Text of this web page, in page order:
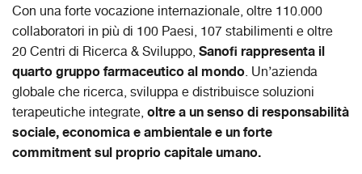
Con una forte vocazione internazionale, oltre 110.000
collaboratori in più di 100 Paesi, 107 stabilimenti e oltre
20 Centri di Ricerca & Sviluppo,Sanofi rappresenta il
quarto gruppo farmaceutico al mondo. Un’azienda
globale che ricerca, sviluppa e distribuisce soluzioni
terapeutiche integrate,oltre a un senso di responsabilità
sociale, economica e ambientale e un forte
commitment sul proprio capitale umano.